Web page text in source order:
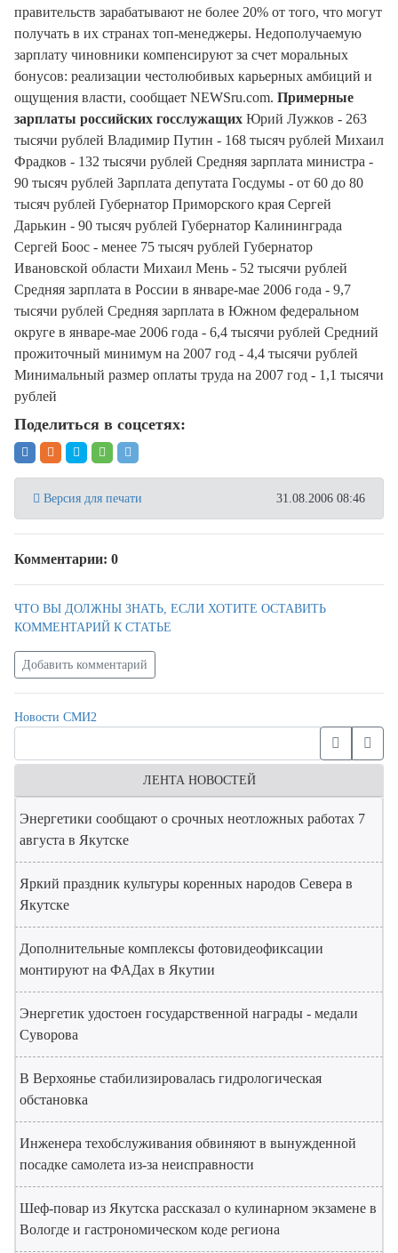
правительств зарабатывают не более 20% от того, что могут
получать в их странах топ-менеджеры. Недополучаемую
зарплату чиновники компенсируют за счет моральных
бонусов: реализации честолюбивых карьерных амбиций и
ощущения власти, сообщает NEWSru.com. Примерные
зарплаты российских госслужащих Юрий Лужков - 263
тысячи рублей Владимир Путин - 168 тысяч рублей Михаил
Фрадков - 132 тысячи рублей Средняя зарплата министра -
90 тысяч рублей Зарплата депутата Госдумы - от 60 до 80
тысяч рублей Губернатор Приморского края Сергей
Дарькин - 90 тысяч рублей Губернатор Калининграда
Сергей Боос - менее 75 тысяч рублей Губернатор
Ивановской области Михаил Мень - 52 тысячи рублей
Средняя зарплата в России в январе-мае 2006 года - 9,7
тысячи рублей Средняя зарплата в Южном федеральном
округе в январе-мае 2006 года - 6,4 тысячи рублей Средний
прожиточный минимум на 2007 год - 4,4 тысячи рублей
Минимальный размер оплаты труда на 2007 год - 1,1 тысячи
рублей
Поделиться в соцсетях:
Версия для печати 31.08.2006 08:46
Комментарии: 0
ЧТО ВЫ ДОЛЖНЫ ЗНАТЬ, ЕСЛИ ХОТИТЕ ОСТАВИТЬ
КОММЕНТАРИЙ К СТАТЬЕ
Добавить комментарий
Новости СМИ2
ЛЕНТА НОВОСТЕЙ
Энергетики сообщают о срочных неотложных работах 7
августа в Якутске
Яркий праздник культуры коренных народов Севера в
Якутске
Дополнительные комплексы фотовидеофиксации
монтируют на ФАДах в Якутии
Энергетик удостоен государственной награды - медали
Суворова
В Верхоянье стабилизировалась гидрологическая
обстановка
Инженера техобслуживания обвиняют в вынужденной
посадке самолета из-за неисправности
Шеф-повар из Якутска рассказал о кулинарном экзамене в
Вологде и гастрономическом коде региона